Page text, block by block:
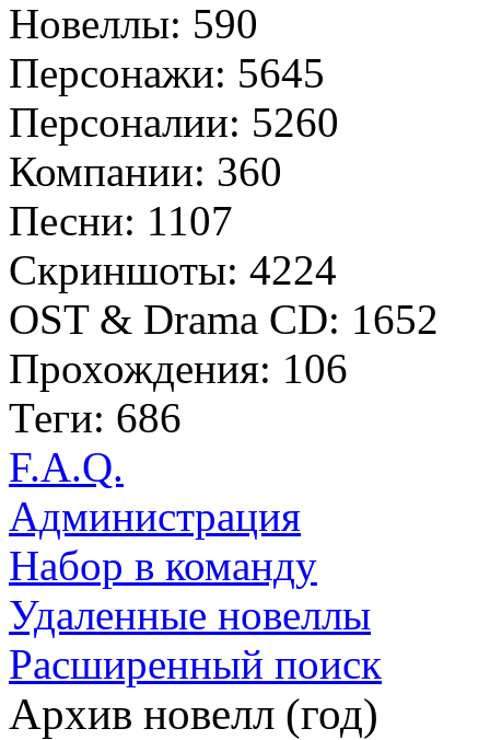
Новеллы: 590
Персонажи: 5645
Персоналии: 5260
Компании: 360
Песни: 1107
Скриншоты: 4224
OST & Drama CD: 1652
Прохождения: 106
Теги: 686
F.A.Q.
Администрация
Набор в команду
Удаленные новеллы
Расширенный поиск
Архив новелл (год)